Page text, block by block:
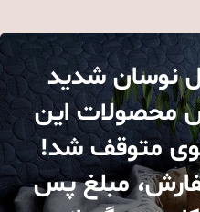
نوسان شدید
محصولات این
متوقف شد!
مبلغ پس